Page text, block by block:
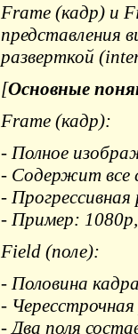
Frame (кадр) и
представления
разверткой
[Основные
Frame (кадр):
- Полное
- Содержит все
-
- Пример:
Field (поле):
- Половина
-
- Два поля